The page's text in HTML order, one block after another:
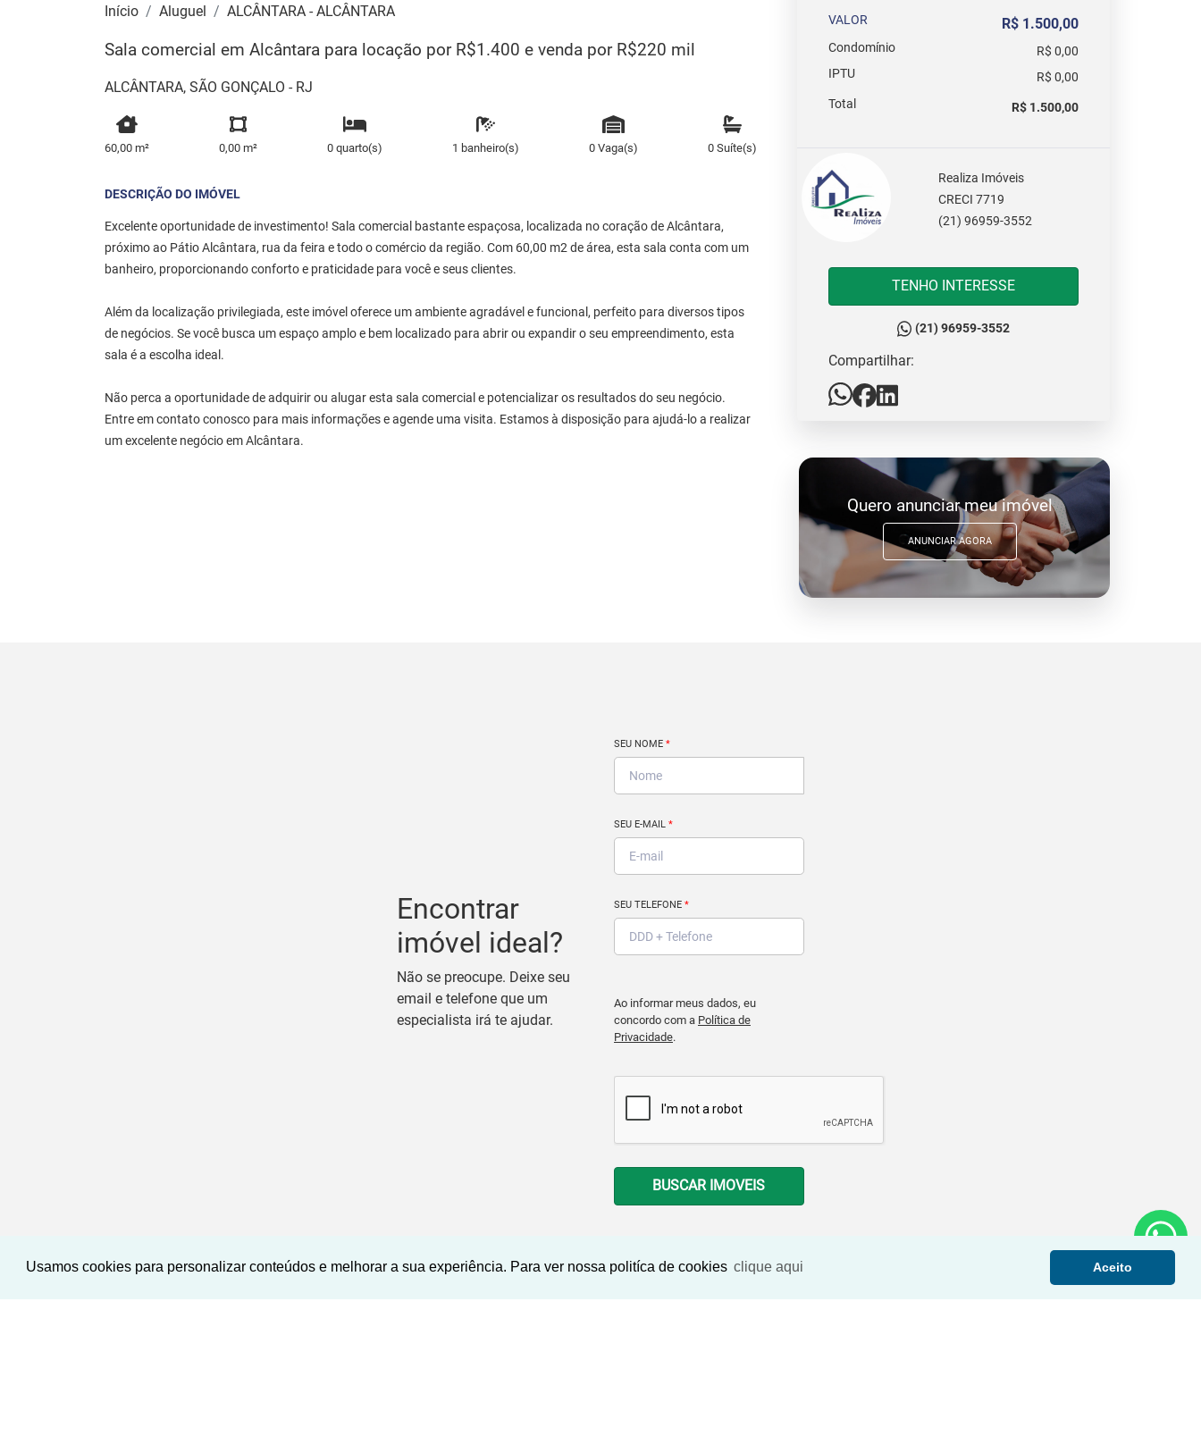
Usamos cookies para personalizar conteúdos e melhorar a sua experiência. Para ver nossa politíca de cookies clique aqui Aceito
Início Aluguel ALCÂNTARA - ALCÂNTARA
Sala comercial em Alcântara para locação por R$1.400 e venda por R$220 mil
ALCÂNTARA, SÃO GONÇALO - RJ
60,00 m² 0,00 m² 0 quarto(s) 1 banheiro(s) 0 Vaga(s) 0 Suíte(s)
DESCRIÇÃO DO IMÓVEL
Excelente oportunidade de investimento! Sala comercial bastante espaçosa, localizada no coração de Alcântara,
próximo ao Pátio Alcântara, rua da feira e todo o comércio da região. Com 60,00 m2 de área, esta sala conta com um
banheiro, proporcionando conforto e praticidade para você e seus clientes.
Além da localização privilegiada, este imóvel oferece um ambiente agradável e funcional, perfeito para diversos tipos
de negócios. Se você busca um espaço amplo e bem localizado para abrir ou expandir o seu empreendimento, esta
sala é a escolha ideal.
Não perca a oportunidade de adquirir ou alugar esta sala comercial e potencializar os resultados do seu negócio.
Entre em contato conosco para mais informações e agende uma visita. Estamos à disposição para ajudá-lo a realizar
um excelente negócio em Alcântara.
VALOR R$ 1.500,00
Condomínio
R$ 0,00
IPTU
R$ 0,00
Total
R$ 1.500,00
Realiza Imóveis
CRECI 7719
(21) 96959-3552
TENHO INTERESSE
(21) 96959-3552
Compartilhar:
Quero anunciar meu imóvel
ANUNCIAR AGORA
Encontrar
imóvel ideal?
Não se preocupe. Deixe seu
email e telefone que um
especialista irá te ajudar.
SEU NOME *
SEU E-MAIL *
SEU TELEFONE *
Ao informar meus dados, eu
concordo com a Política de
Privacidade.
BUSCAR IMOVEIS